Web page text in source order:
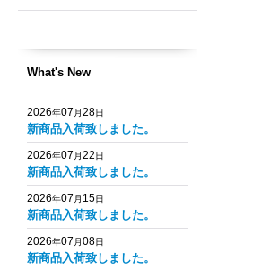
What's New
2026年07 月28日
新商品入荷致しました。
2026年07 月22日
新商品入荷致しました。
2026年07 月 15日
新商品入荷致しました。
2026年07 月08日
新商品入荷致しました。